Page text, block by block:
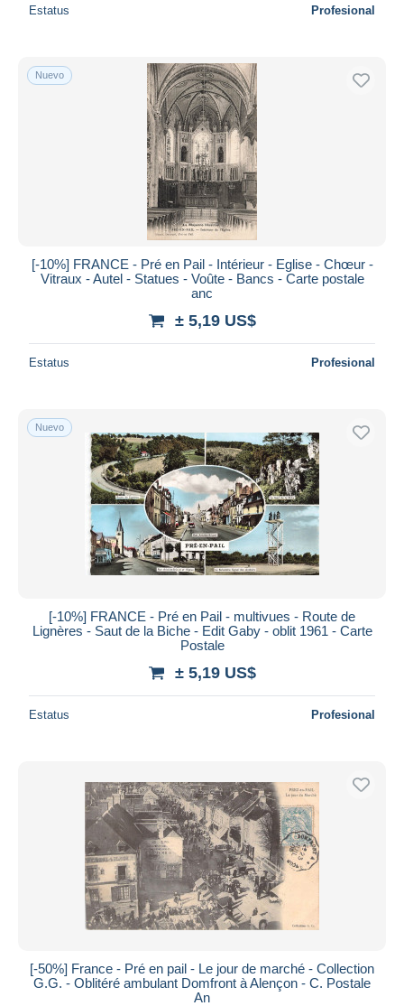
Estatus Profesional
Nuevo
[-10%] FRANCE - Pré en Pail - Intérieur - Eglise - Chœur -
Vitraux - Autel - Statues - Voûte - Bancs - Carte postale
anc
± 5,19 US$
Estatus Profesional
Nuevo
[-10%] FRANCE - Pré en Pail - multivues - Route de
Lignères - Saut de la Biche - Edit Gaby - oblit 1961 - Carte
Postale
± 5,19 US$
Estatus Profesional
[-50%] France - Pré en pail - Le jour de marché - Collection
G.G. - Oblitéré ambulant Domfront à Alençon - C. Postale
An